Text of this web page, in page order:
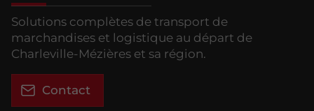
Solutions complètes de transport de
marchandises et logistique au départ de
Charleville-Mézières et sa région.
Contact